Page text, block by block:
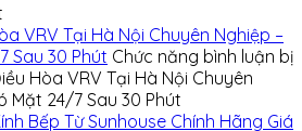
VRV Tại Hà Nội Chuyên Nghiệp –
Sau 30 Phút Chức năng bình luận bị
Hòa VRV Tại Hà Nội Chuyên
Mặt 24/7 Sau 30 Phút
Bếp Từ Sunhouse Chính Hãng Giá